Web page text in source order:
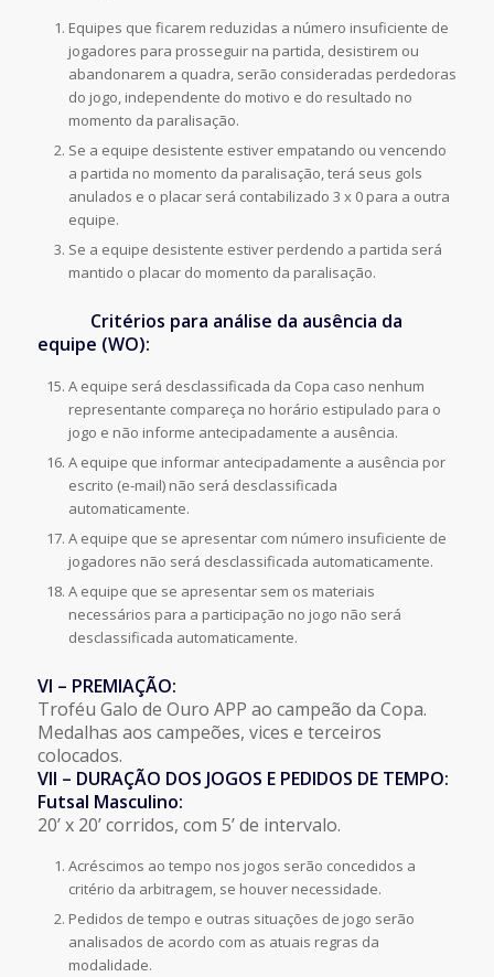
Equipes que ficarem reduzidas a número insuficiente de
jogadores para prosseguir na partida, desistirem ou
abandonarem a quadra, serão consideradas perdedoras
do jogo, independente do motivo e do resultado no
momento da paralisação.
Se a equipe desistente estiver empatando ou vencendo
a partida no momento da paralisação, terá seus gols
anulados e o placar será contabilizado 3 x 0 para a outra
equipe.
Se a equipe desistente estiver perdendo a partida será
mantido o placar do momento da paralisação.
Critérios para análise da ausência da
equipe (WO):
A equipe será desclassificada da Copa caso nenhum
representante compareça no horário estipulado para o
jogo e não informe antecipadamente a ausência.
A equipe que informar antecipadamente a ausência por
escrito (e-mail) não será desclassificada
automaticamente.
A equipe que se apresentar com número insuficiente de
jogadores não será desclassificada automaticamente.
A equipe que se apresentar sem os materiais
necessários para a participação no jogo não será
desclassificada automaticamente.
VI – PREMIAÇÃO:
Troféu Galo de Ouro APP ao campeão da Copa.
Medalhas aos campeões, vices e terceiros
colocados.
VII – DURAÇÃO DOS JOGOS E PEDIDOS DE TEMPO:
Futsal Masculino:
20’ x 20’ corridos, com 5’ de intervalo.
Acréscimos ao tempo nos jogos serão concedidos a
critério da arbitragem, se houver necessidade.
Pedidos de tempo e outras situações de jogo serão
analisados de acordo com as atuais regras da
modalidade.